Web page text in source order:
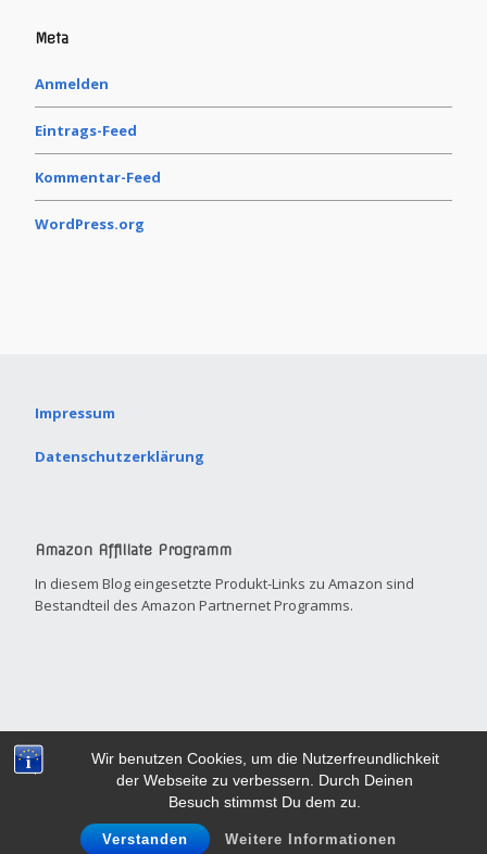
Wir benutzen Cookies, um die Nutzerfreundlichkeit
der Webseite zu verbessern. Durch Deinen
Besuch stimmst Du dem zu.
Verstanden Weitere Informationen
Meta
Anmelden
Eintrags-Feed
Kommentar-Feed
WordPress.org
Impressum
Datenschutzerklärung
Amazon Affiliate Programm
In diesem Blog eingesetzte Produkt-Links zu Amazon sind
Bestandteil des Amazon Partnernet Programms.
Built with . Your friendly small business site builder.